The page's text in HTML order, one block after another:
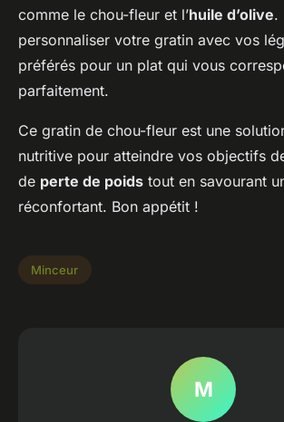
comme le chou-fleur et l’huile d’olive.
personnaliser votre gratin avec vos
préférés pour un plat qui vous
parfaitement.
Ce gratin de chou-fleur est une
nutritive pour atteindre vos objectifs
de perte de poids tout en savourant
réconfortant. Bon appétit !
Minceur
M